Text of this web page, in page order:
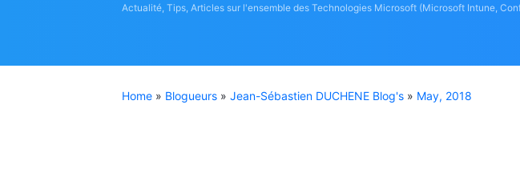
Actualité, Tips, Articles sur l'ensemble des Technologies Microsoft (Microsoft Intune,
Home » Blogueurs » Jean-Sébastien DUCHENE Blog's » May, 2018